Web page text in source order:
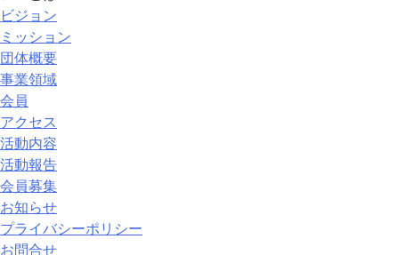
ビジョン
ミッション
団体概要
事業領域
会員
アクセス
活動内容
活動報告
会員募集
お知らせ
プライバシーポリシー
お問合せ